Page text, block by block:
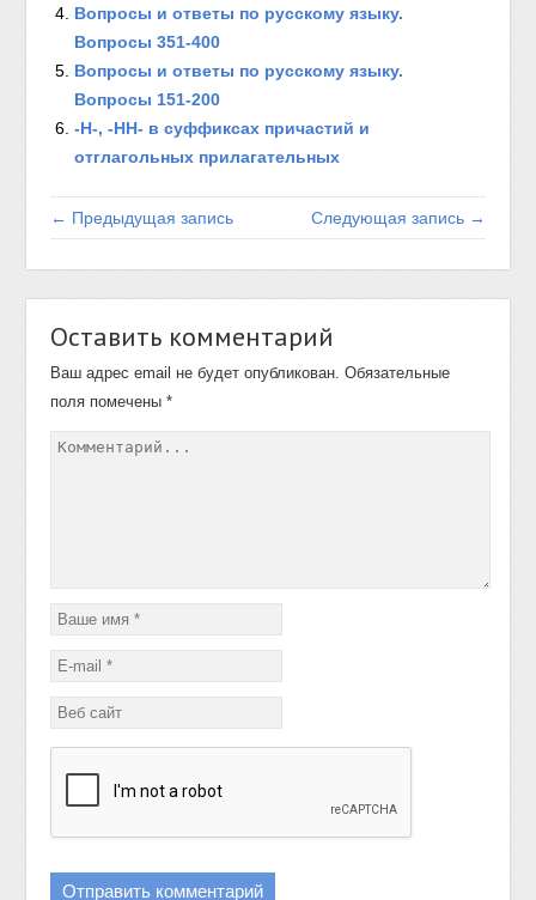
Вопросы и ответы по русскому языку.
Вопросы 351-400
Вопросы и ответы по русскому языку.
Вопросы 151-200
-Н-, -НН- в суффиксах причастий и
отглагольных прилагательных
← Предыдущая запись Следующая запись →
Оставить комментарий
Ваш адрес email не будет опубликован. Обязательные
поля помечены*